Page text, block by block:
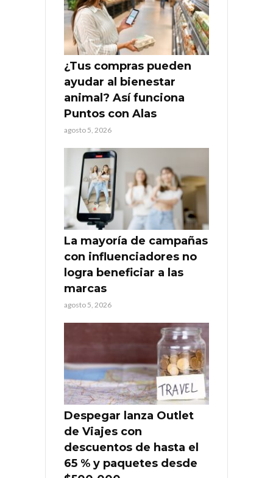
¿Tus compras pueden
ayudar al bienestar
animal? Así funciona
Puntos con Alas
agosto 5, 2026
La mayoría de campañas
con influenciadores no
logra beneficiar a las
marcas
agosto 5, 2026
Despegar lanza Outlet
de Viajes con
descuentos de hasta el
65 % y paquetes desde